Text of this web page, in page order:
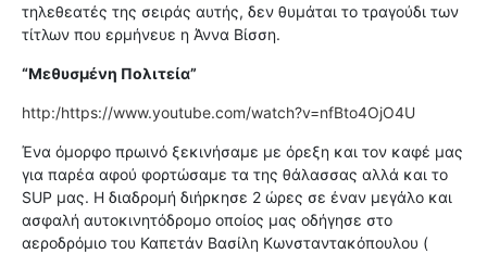
τηλεθεατές της σειράς αυτής, δεν θυμάται το τραγούδι των
τίτλων που ερμήνευε η Άννα Βίσση.
“Μεθυσμένη Πολιτεία”
http:/https://www.youtube.com/watch?v=nfBto4OjO4U
Ένα όμορφο πρωινό ξεκινήσαμε με όρεξη και τον καφέ μας
για παρέα αφού φορτώσαμε τα της θάλασσας αλλά και το
SUP μας. Η διαδρομή διήρκησε 2 ώρες σε έναν μεγάλο και
ασφαλή αυτοκινητόδρομο οποίος μας οδήγησε στο
αεροδρόμιο του Καπετάν Βασίλη Κωνσταντακόπουλου (